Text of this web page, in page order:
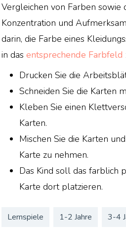
Vergleichen von Farben sowie
Konzentration und
darin, die Farbe eines
in dasentsprechende Farbfeld
Drucken Sie die
Schneiden Sie die Karten
Kleben Sie einen
Karten.
Mischen Sie die Karten
Karte zu nehmen.
Das Kind soll das farblich
Karte dort platzieren.
Lernspiele 1-2 Jahre 3-4